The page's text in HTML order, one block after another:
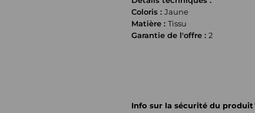
Coloris :Jaune
Matière :Tissu
Garantie de l'offre :2
Info sur la sécurité du produit